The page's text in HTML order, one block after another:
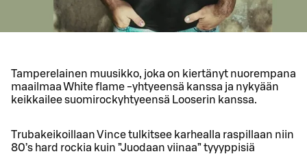
Tamperelainen muusikko, joka on kiertänyt nuorempana
maailmaa White flame -yhtyeensä kanssa ja nykyään
keikkailee suomirockyhtyeensä Looserin kanssa.
Trubakeikoillaan Vince tulkitsee karhealla raspillaan niin
80’s hard rockia kuin ”Juodaan viinaa” tyyyppisiä